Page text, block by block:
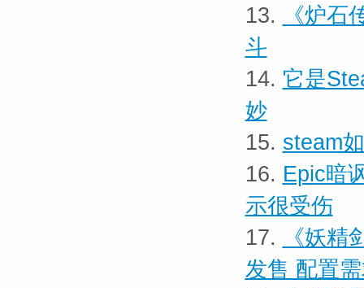
13.
《炉
斗
14. 它是
妙
15. steam
16. Epic暗
示很受伤
17.
《妖
发售 配置